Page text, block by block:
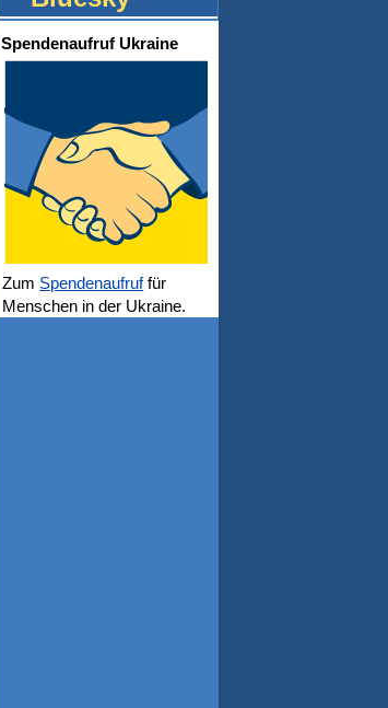
Spendenaufruf Ukraine
Zum Spendenaufruffür
Menschen in der Ukraine.